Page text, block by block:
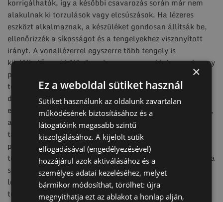
alakulnak ki torzulások vagy elcsúszások. Ha lézeres
eszközt alkalmaznak, a készüléket gondosan állítsák be,
ellenőrizzék a síkosságot és a tengelyekhez viszonyított
irányt. A vonallézerrel egyszerre több tengely is
kijelölhető, ami különösen hasznos nagyobb teraszok vagy
pergolák esetén, amikor több rögzítési pontnak kell
tökéletesen egy síkban lennie. Miután a tengelyek és
derékszögek a terepen is pontosak, a talajcsavarok helyét
egyértelműen jelöljék meg. Ehhez használhatnak festéket,
amely rövid távon jól látható, vagy tűzdelést, amely
tartósabb és a talajra is finoman nyomja a jelölést. A
pontos pozíciók kijelölése biztosítja, hogy a csavarok a
terhelési pontoknak megfelelően kerüljenek a földbe, így a
szerkezet stabilitása a kezdetektől garantált. Ezzel a
lépéssel a mérés és a terepi jelölés összhangba kerül, és a
tényleges telepítés gördülékenyen folytatható.
×
Ez a weboldal sütiket használ
Sütiket használunk az oldalunk zavartalan
működésének biztosításához és a
látogatóink magasabb szintű
kiszolgálásához. A kijelölt sütik
elfogadásával (engedélyezésével)
hozzájárul azok aktiválásához és a
személyes adatai kezeléséhez, melyet
bármikor módosíthat, törölhet: újra
megnyithatja ezt az ablakot a honlap alján,